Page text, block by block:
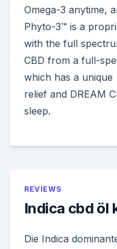
Omega-3 anytime,
Phyto-3™ is a
with the full
CBD from a full-
which has a unique
relief and DREAM
sleep.
REVIEWS
Indica cbd öl
Die Indica